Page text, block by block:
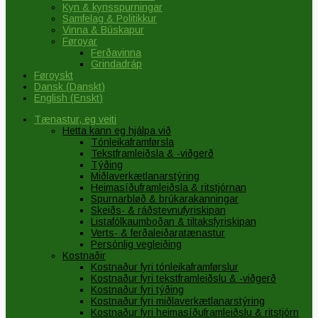
Kyn & kynsspurningar
Samfelag & Politikkur
Vinna & Búskapur
Føroyar
Ferðavinna
Grindadráp
Føroyskt
Dansk (Danskt)
English (Enskt)
Tænastur, eg veiti
Hetta kann eg hjálpa við
Tónleikaframførsla
Tekstframleiðsla & -viðgerð
Týðing
Miðlaverkætlanarstýring
Heimasíðuframleiðsla & ritstjórnan
Spurnarbløð & brúkarakanningar
Skeiðs- & ráðstevnufyriskipan
Listafólkaumboðan & tiltaksfyriskipan
Verts- & ferðaleiðaratænastur
Persónlig vegleiðing
Kostnaðir
Kostnaður fyri tónleikaframførslur
Kostnaður fyri tekstframleiðslu & -viðgerð
Kostnaður fyri týðing
Kostnaður fyri miðlaverkætlanarstýring
Kostnaður fyri heimasíðuframleiðslu & ritstjórn